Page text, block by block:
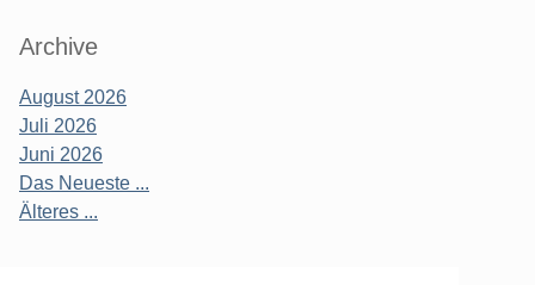
Archive
August 2026
Juli 2026
Juni 2026
Das Neueste ...
Älteres ...